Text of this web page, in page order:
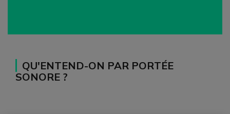
QU'ENTEND-ON PAR PORTÉE
SONORE ?